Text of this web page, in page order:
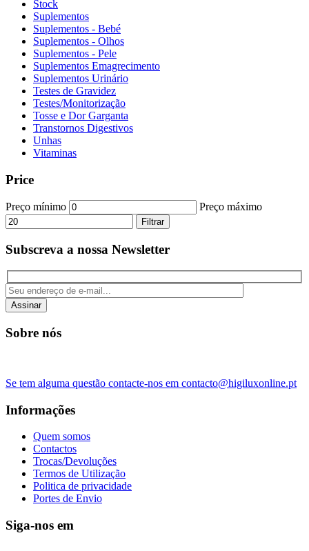
Stock
Suplementos
Suplementos - Bebé
Suplementos - Olhos
Suplementos - Pele
Suplementos Emagrecimento
Suplementos Urinário
Testes de Gravidez
Testes/Monitorização
Tosse e Dor Garganta
Transtornos Digestivos
Unhas
Vitaminas
Price
Preço mínimo Preço máximo
Filtrar
Subscreva a nossa Newsletter
Assinar
Sobre nós
Se tem alguma questão contacte-nos em contacto@higiluxonline.pt
Informações
Quem somos
Contactos
Trocas/Devoluções
Termos de Utilização
Politica de privacidade
Portes de Envio
Siga-nos em